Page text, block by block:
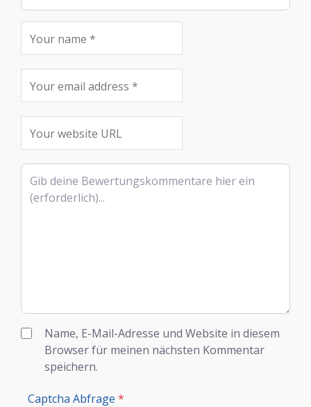
Rezensionstext
Name, E-Mail-Adresse und Website in diesem
Browser für meinen nächsten Kommentar
speichern.
Captcha Abfrage *